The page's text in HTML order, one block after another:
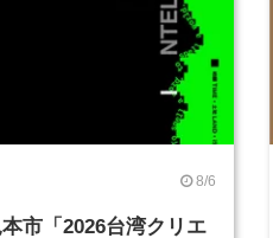
8/6
市「2026台湾クリエ